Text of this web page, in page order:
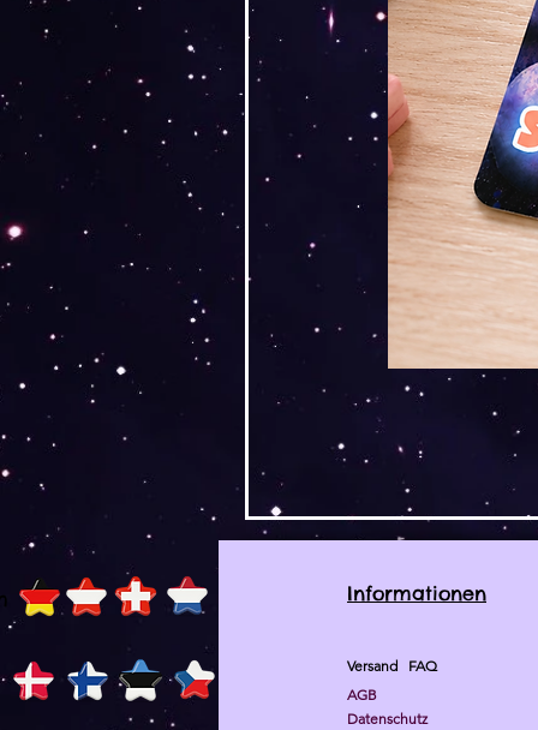
Informationen
Versand FAQ
AGB
Datenschutz